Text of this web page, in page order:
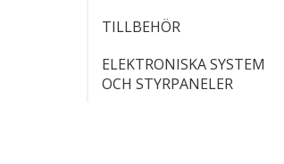
TILLBEHÖR
ELEKTRONISKA SYSTEM
OCH STYRPANELER